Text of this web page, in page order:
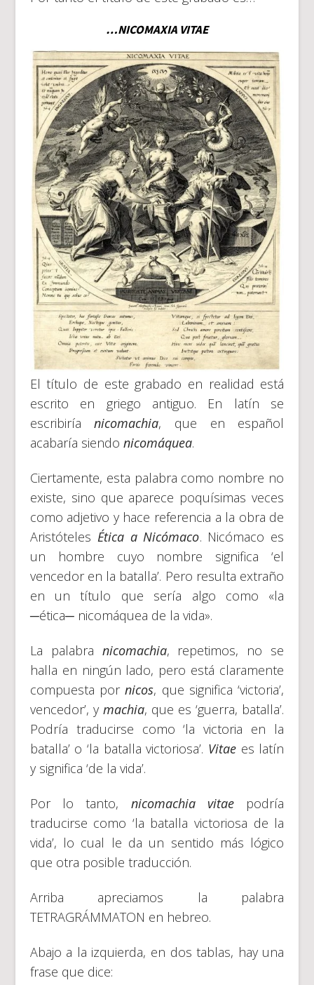
…NICOMAXIA VITAE
El título de este grabado en realidad está
escrito en griego antiguo. En latín se
escribiríanicomachia, que en español
acabaría siendo nicomáquea.
Ciertamente, esta palabra como nombre no
existe, sino que aparece poquísimas veces
como adjetivo y hace referencia a la obra de
Aristóteles Ética a Nicómaco. Nicómaco es
un hombre cuyo nombre significa ‘el
vencedor en la batalla’. Pero resulta extraño
en un título que sería algo como «la
─ética─ nicomáquea de la vida».
La palabra nicomachia, repetimos, no se
halla en ningún lado, pero está claramente
compuesta pornicos, que significa ‘victoria’,
vencedor’, y machia, que es ‘guerra, batalla’.
Podría traducirse como ‘la victoria en la
batalla’ o ‘la batalla victoriosa’. Vitae es latín
y significa ‘de la vida’.
Por lo tanto, nicomachia vitae podría
traducirse como ‘la batalla victoriosa de la
vida’, lo cual le da un sentido más lógico
que otra posible traducción.
Arriba apreciamos la palabra
TETRAGRÁMMATON en hebreo.
Abajo a la izquierda, en dos tablas, hay una
frase que dice: